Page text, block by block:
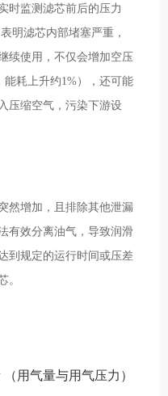
时监测滤芯前后的压力
明滤芯内部堵塞严重，
续使用，不仅会增加空压
能耗上升约1%），还可能
压缩空气，污染下游设
然增加，且排除其他泄漏
有效分离油气，导致润滑
到规定的运行时间或压差
。
用气量与用气压力）